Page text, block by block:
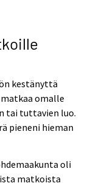
kestänyttä
omalle
tai tuttavien luo.
pieneni hieman
oli
matkoista